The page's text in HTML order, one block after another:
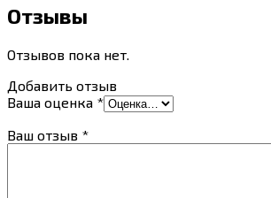
Отзывы
Отзывов пока нет.
Добавить отзыв
Ваша оценка *
Ваш отзыв *